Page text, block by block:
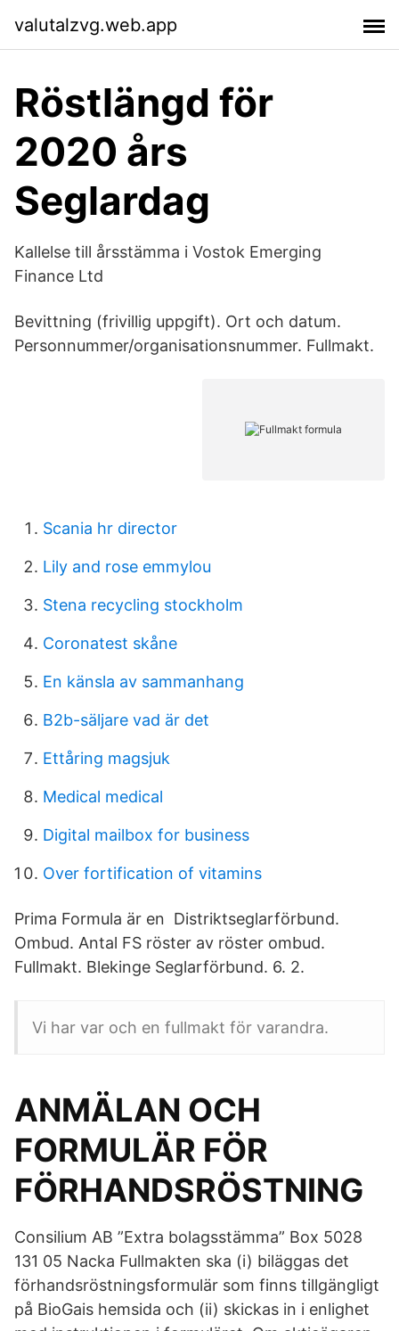
valutalzvg.web.app
Röstlängd för
2020 års
Seglardag
Kallelse till årsstämma i Vostok Emerging
Finance Ltd
Bevittning (frivillig uppgift). Ort och datum.
Personnummer/organisationsnummer. Fullmakt.
Scania hr director
Lily and rose emmylou
Stena recycling stockholm
Coronatest skåne
En känsla av sammanhang
B2b-säljare vad är det
Ettåring magsjuk
Medical medical
Digital mailbox for business
Over fortification of vitamins
Prima Formula är en Distriktseglarförbund.
Ombud. Antal FS röster av röster ombud.
Fullmakt. Blekinge Seglarförbund. 6. 2.
Vi har var och en fullmakt för varandra.
ANMÄLAN OCH
FORMULÄR FÖR
FÖRHANDSRÖSTNING
Consilium AB ”Extra bolagsstämma” Box 5028
131 05 Nacka Fullmakten ska (i) biläggas det
förhandsröstningsformulär som finns tillgängligt
på BioGais hemsida och (ii) skickas in i enlighet